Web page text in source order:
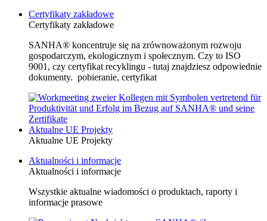
Certyfikaty zakładowe
Certyfikaty zakładowe
SANHA® koncentruje się na zrównoważonym rozwoju
gospodarczym, ekologicznym i społecznym. Czy to ISO
9001, czy certyfikat recyklingu - tutaj znajdziesz odpowiednie
dokumenty. pobieranie, certyfikat
Aktualne UE Projekty
Aktualne UE Projekty
Aktualności i informacje
Aktualności i informacje
Wszystkie aktualne wiadomości o produktach, raporty i
informacje prasowe